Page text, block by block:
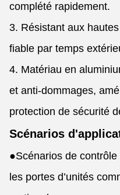
complété rapidement.
3. Résistant aux
fiable par temps
4. Matériau en
et anti-dommages,
protection de sécurité
Scénarios
●Scénarios de
les portes d’unités